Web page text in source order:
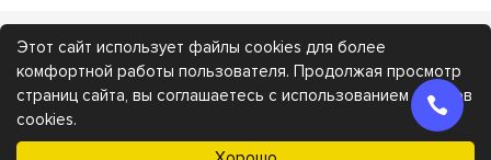
Этот сайт использует файлы cookies для более
комфортной работы пользователя. Продолжая просмотр
страниц сайта, вы соглашаетесь с использованием файлов
cookies.
Каталог Покупателям
Мы получаем и обрабатываем персональные данные посетителей